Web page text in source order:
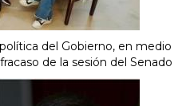
del Gobierno, en medio
de la sesión del Senado